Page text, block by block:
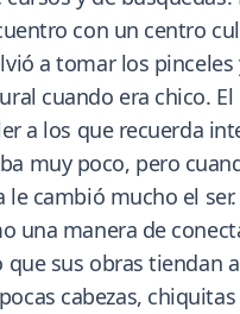
con un centro
a tomar los
cuando era chico.
a los que recuerda
muy poco, pero
cambió mucho el
manera de
sus obras tiendan
cabezas,